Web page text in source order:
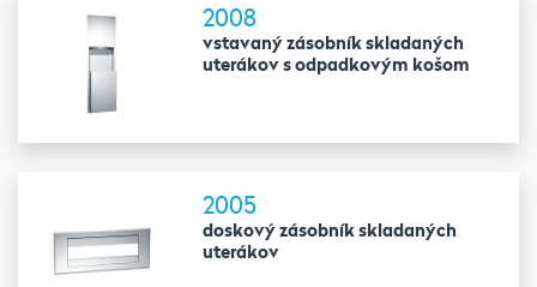
2008
vstavaný zásobník skladaných
uterákov s odpadkovým košom
2005
doskový zásobník skladaných
uterákov